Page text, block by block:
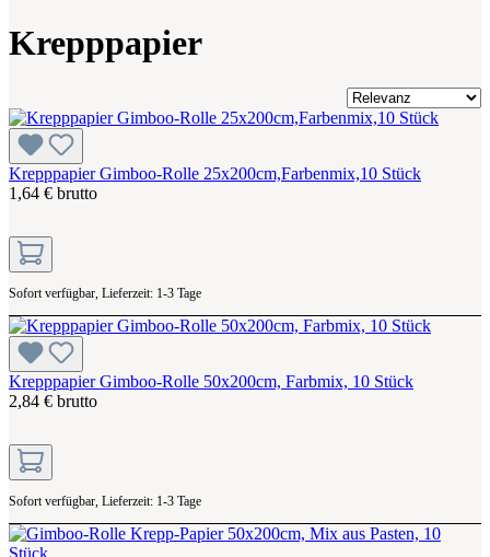
Krepppapier
Krepppapier Gimboo-Rolle 25x200cm,Farbenmix,10 Stück
1,64 € brutto
Sofort verfügbar, Lieferzeit: 1-3 Tage
Krepppapier Gimboo-Rolle 50x200cm, Farbmix, 10 Stück
2,84 € brutto
Sofort verfügbar, Lieferzeit: 1-3 Tage